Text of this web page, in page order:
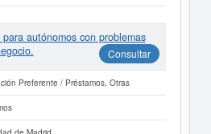
para autónomos con problemas
Consultar
Preferente / Préstamos, Otras